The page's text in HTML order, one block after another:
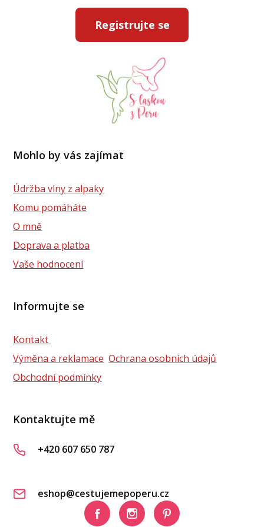
Registrujte se
Mohlo by vás zajímat
Údržba vlny z alpaky
Komu pomáháte
O mně
Doprava a platba
Vaše hodnocení
Informujte se
Kontakt
Výměna a reklamace Ochrana osobních údajů
Obchodní podmínky
Kontaktujte mě
+420 607 650 787
eshop@cestujemepoperu.cz